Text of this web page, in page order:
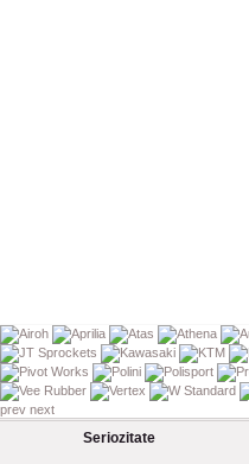
prev next
Seriozitate